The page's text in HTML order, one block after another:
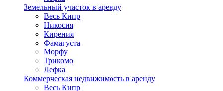
Земельный участок в аренду
Весь Кипр
Никосия
Кирения
Фамагуста
Морфу
Трикомо
Лефка
Коммерческая недвижимость в аренду
Весь Кипр